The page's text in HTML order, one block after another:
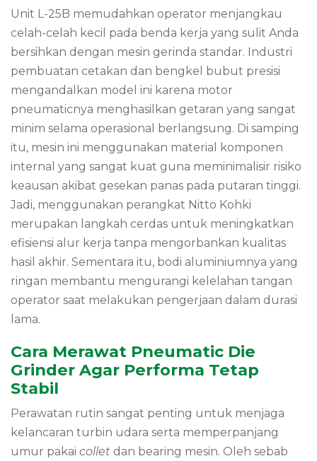
Unit L-25B memudahkan operator menjangkau
celah-celah kecil pada benda kerja yang sulit Anda
bersihkan dengan mesin gerinda standar. Industri
pembuatan cetakan dan bengkel bubut presisi
mengandalkan model ini karena motor
pneumaticnya menghasilkan getaran yang sangat
minim selama operasional berlangsung. Di samping
itu, mesin ini menggunakan material komponen
internal yang sangat kuat guna meminimalisir risiko
keausan akibat gesekan panas pada putaran tinggi.
Jadi, menggunakan perangkat Nitto Kohki
merupakan langkah cerdas untuk meningkatkan
efisiensi alur kerja tanpa mengorbankan kualitas
hasil akhir. Sementara itu, bodi aluminiumnya yang
ringan membantu mengurangi kelelahan tangan
operator saat melakukan pengerjaan dalam durasi
lama.
Cara Merawat Pneumatic Die
Grinder Agar Performa Tetap
Stabil
Perawatan rutin sangat penting untuk menjaga
kelancaran turbin udara serta memperpanjang
umur pakai collet dan bearing mesin. Oleh sebab